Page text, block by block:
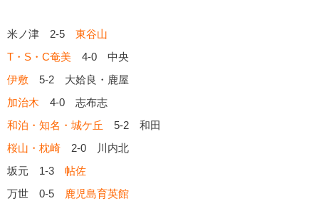
米ノ津 2-5 東谷山
T・S・C奄美 4-0 中央
伊敷 5-2 大姶良・鹿屋
加治木 4-0 志布志
和泊・知名・城ケ丘 5-2 和田
桜山・枕崎 2-0 川内北
坂元 1-3 帖佐
万世 0-5
鹿児島育英館